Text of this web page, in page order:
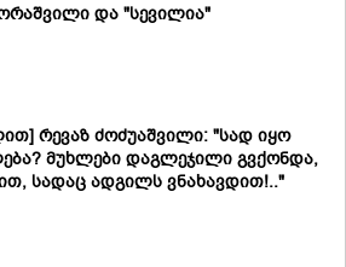
და "სევილია"
რევაზ ძოძუაშვილი: "სად იყო
მუხლები დაგლეჯილი გვქონდა,
სადაც ადგილს ვნახავდით!.."